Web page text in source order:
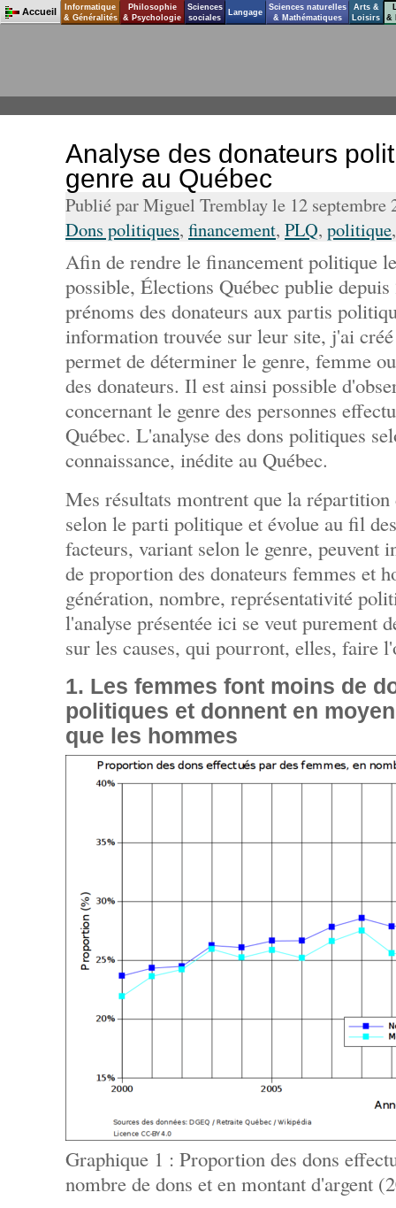
Analyse des donateurs
genre au Québec
Publié par Miguel Tremblay le 12 septembre
Dons politiques, financement, PLQ, politique
Afin de rendre le financement politique
possible, Élections Québec publie
prénoms des donateurs aux partis
information trouvée sur leur site, j'ai
permet de déterminer le genre, femme
des donateurs. Il est ainsi possible
concernant le genre des personnes
Québec. L'analyse des dons politiques
connaissance, inédite au Québec.
Mes résultats montrent que la répartition
selon le parti politique et évolue au fil
facteurs, variant selon le genre, peuvent
de proportion des donateurs femmes et
génération, nombre, représentativité
l'analyse présentée ici se veut purement
sur les causes, qui pourront, elles, faire
1. Les femmes font moins de
politiques et donnent en
que les hommes
Graphique 1 : Proportion des dons
nombre de dons et en montant d'argent
Accueil
Informatique
& Généralités
Philosophie
& Psychologie
Sciences
sociales
Langage
Sciences naturelles
& Mathématiques
Arts &
Loisirs
&